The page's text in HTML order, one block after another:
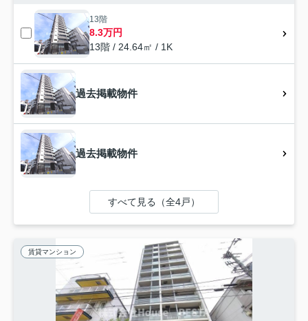
13階
8.3万円
13階 / 24.64㎡ / 1K
過去掲載物件
過去掲載物件
すべて見る（全4戸）
賃貸マンション